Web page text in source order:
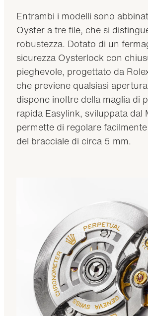
Entrambi i modelli sono
Oyster a tre file, che si
robustezza. Dotato di un
sicurezza Oysterlock con
pieghevole, progettato da
che previene qualsiasi
dispone inoltre della maglia di
rapida Easylink, sviluppata dal
permette di regolare
del bracciale di circa 5 mm.